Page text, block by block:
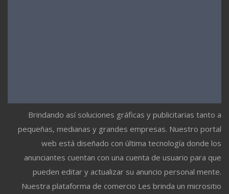
Brindando así soluciones gráficas y publicitarias tanto a
pequeñas, medianas y grandes empresas. Nuestro portal
web está diseñado con última tecnología donde los
anunciantes cuentan con una cuenta de usuario para que
pueden editar y actualizar su anuncio personal mente.
Nuestra plataforma de comercio Les brinda un micrositio